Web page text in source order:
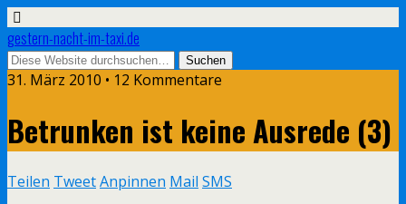
gestern-nacht-im-taxi.de
31. März 2010 • 12 Kommentare
Betrunken ist keine Ausrede (3)
Teilen TweetAnpinnen Mail SMS